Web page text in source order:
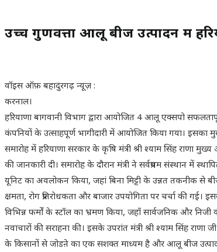
उच्च गुणवत्ता आलू बीज उत्पादन में
वॉइस ऑफ़ बहादुरगढ़ न्यूज़ :
करनाल।
हरियाणा बागवानी विभाग द्वारा आयोजित 4 आलू एक्सपो
कंपनियों के उत्साहपूर्ण भागीदारी में आयोजित किया गया। इसका
समारोह में हरियाणा सरकार के कृषि मंत्री श्री श्याम सिंह राणा
की जानकारी दी। समारोह के दौरान मंत्री ने सर्वप्रथम संस्थान में
यूनिट का अवलोकन किया, जहां बिना मिट्टी के उन्नत तकनीक से बीज
क्षमता, रोग प्रतिरोधकता और बाजार उपयोगिता पर चर्चा की
विभिन्न फर्मों के स्टॉल का भ्रमण किया, जहाँ सार्वजनिक और
नवाचारों की सराहना की। इसके उपरांत मंत्री श्री श्याम सिंह
के किसानों से जोडऩे का एक सशक्त माध्यम है और आलू बीज